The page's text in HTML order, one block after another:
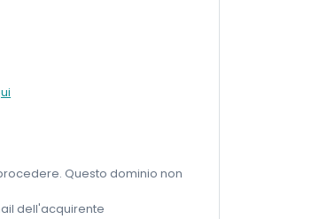
Questo dominio non
dell'acquirente